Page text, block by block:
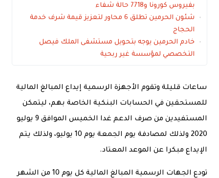
بفيروس كورونا و7718 حالة شفاء
شئون الحرمين تطلق 6 محاور لتعزيز قيمة شرف خدمة
الحجاج
خادم الحرمين يوجه بتحويل مستشفى الملك فيصل
التخصصي لمؤسسة غير ربحية
ساعات قليلة وتقوم الأجهزة الرسمية إيداع المبالغ المالية
للمستحقين في الحسابات البنكية الخاصة بهم، ليتمكن
المستفيدين من صرف الدعم غدا الخميس الموافق 9 يوليو
2020 ولذلك لمصادفة يوم الجمعة يوم 10 يوليو، ولذلك يتم
الإيداع مبكرا عن الموعد المعتاد.
تودع الجهات الرسمية المبالغ المالية كل يوم 10 من الشهر